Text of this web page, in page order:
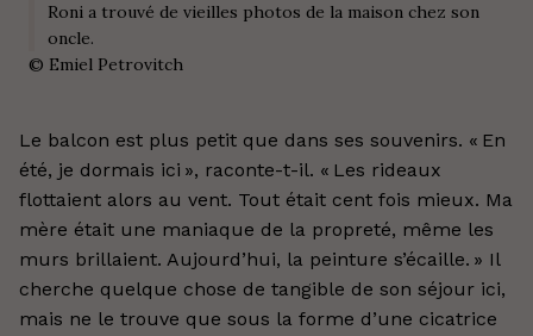
Roni a trouvé de vieilles photos de la maison chez son
oncle.
© Emiel Petrovitch
Le balcon est plus petit que dans ses souvenirs. « En
été, je dormais ici », raconte-t-il. « Les rideaux
flottaient alors au vent. Tout était cent fois mieux. Ma
mère était une maniaque de la propreté, même les
murs brillaient. Aujourd’hui, la peinture s’écaille. » Il
cherche quelque chose de tangible de son séjour ici,
mais ne le trouve que sous la forme d’une cicatrice